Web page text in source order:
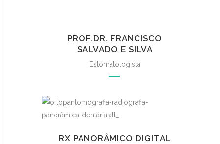
PROF.DR. FRANCISCO
SALVADO E SILVA
Estomatologista
RX PANORÂMICO DIGITAL